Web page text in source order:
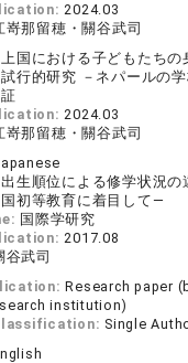
2024.03
嵜那留穂・關谷武司
国における子どもたちの
行的研究 －ネパールの
2024.03
嵜那留穂・關谷武司
生順位による修学状況
初等教育に着目して—
国際学研究
2017.08
谷武司
Research paper
institution)
Single